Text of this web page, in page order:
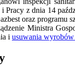
Pracy z dnia 14
oraz programu
Ministra
i usuwania wyrobów